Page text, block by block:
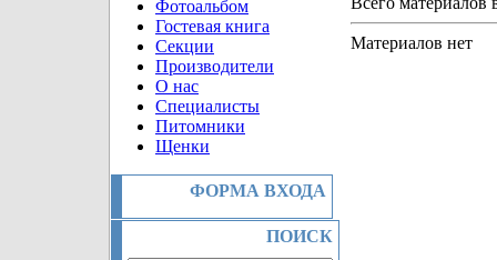
Фотоальбом
Гостевая книга
Секции
Производители
О нас
Специалисты
Питомники
Щенки
ФОРМА ВХОДА
ПОИСК
Материалов нет